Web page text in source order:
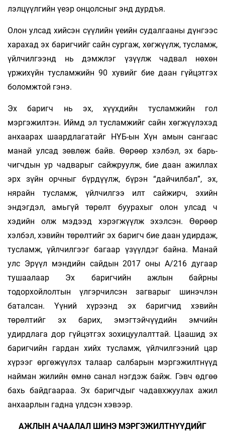
лэлцүүлгийн үеэр онцолсныг энд дурдъя.
Олон улсад хийсэн сүүлийн үеийн судалгааны дүнгээс
харахад эх баригчийг сайн сургаж, хөгжүүлж, тусламж,
үйлчилгээнд нь дэмжлэг үзүүлж чадвал нөхөн
үржихүйн тусламжийн 90 хувийг бие даан гүйцэтгэх
боломжтой гэнэ.
Эх баригч нь эх, хүүхдийн тусламжийн гол
мэргэжилтэн. Иймд эл тусламжийг сайн хөгжүүлэхэд
анхаарах шаардлагатайг НҮБ-ын Хүн амын сангаас
манай улсад зөвлөж байв. Өөрөөр хэлбэл, эх барь­
чигчдын ур чадварыг сайжруулж, бие даан ажиллах
эрх зүйн орчныг бүрдүүлж, бүрэн “дайчилбал”, эх,
нярайн тусламж, үйлчилгээ илт сайжирч, эхийн
эндэгдэл, амьгүй төрөлт буурахыг олон улсад ч
хэдийн олж мэдээд хэрэгжүүлж эхэлсэн. Өөрөөр
хэлбэл, хэвийн төрөлтийг эх баригч бие даан удирдаж,
тусламж, үйлчилгээг багаар үзүүлдэг байна. Манай
улс Эрүүл мэндийн сайдын 2017 оны А/216 дугаар
тушаалаар Эх баригчийн ажлын байрны
тодорхойлолтын үл­гэрчилсэн загварыг шинэчлэн
баталсан. Үүний хүрээнд эх баригчид хэвийн
төрөлтийг эх барих, эмэгтэйчүүдийн эмчийн
удирдлага дор гүйцэт­гэх зохицуулалттай. Цаашид эх
баригчийн гардан хийх тусламж, үйлчилгээний цар
хүрээг өргөжүүлэх талаар салбарын мэргэжилтнүүд
найман жилийн өмнө санал нэгдэж байж. Гэвч өдгөө
бахь байдгаараа. Эх баригчдыг чадавхжуулах ажил
анхаарлын гадна үлдсэн хэвээр.
АЖЛЫН АЧААЛАЛ ШИНЭ МЭРГЭЖИЛТНҮҮДИЙГ